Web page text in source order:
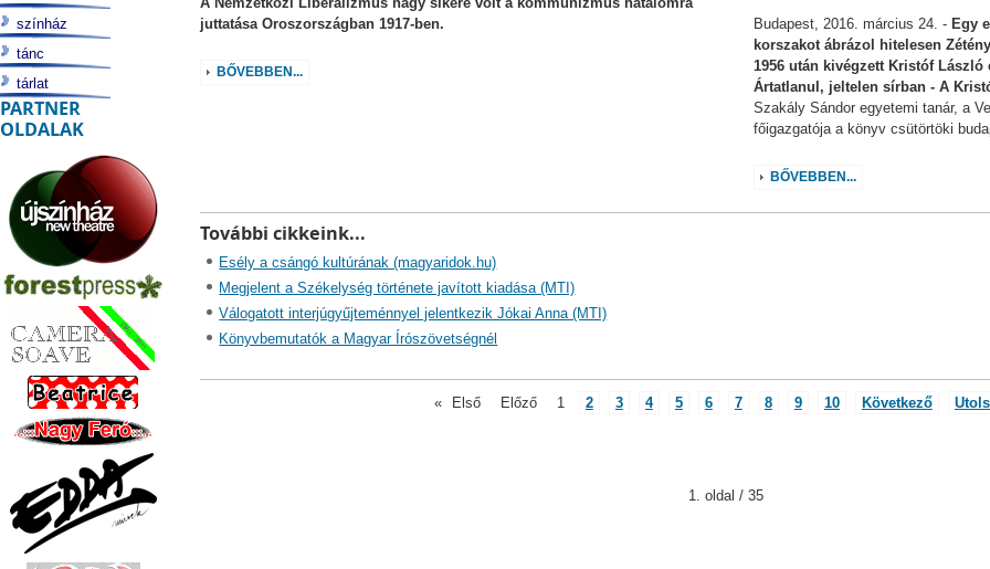
juttatása Oroszországban 1917-ben.
BŐVEBBEN...
Budapest, 2016. március 24. - Egy
korszakot ábrázol hitelesen
1956 után kivégzett Kristóf
Ártatlanul, jeltelen sírban - A
Szakály Sándor egyetemi tanár, a
főigazgatója a könyv csütörtöki
BŐVEBBEN...
További cikkeink...
Esély a csángó kultúrának (magyaridok.hu)
Megjelent a Székelység története javított kiadása (MTI)
Válogatott interjúgyűjteménnyel jelentkezik Jókai Anna (MTI)
Könyvbemutatók a Magyar Írószövetségnél
« Első Előző 1 2 3 4 5 6 7 8 9 10 Következő
1. oldal / 35
színház
tánc
tárlat
PARTNER
OLDALAK